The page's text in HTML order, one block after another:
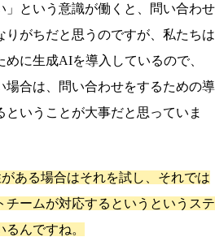
」という意識が働くと、問い合わせ
りがちだと思うのですが、私たちは
に生成AIを導入しているので、
場合は、問い合わせをするための導
いうことが大事だと思っていま
ある場合はそれを試し、それでは
チームが対応するというというステ
んですね。